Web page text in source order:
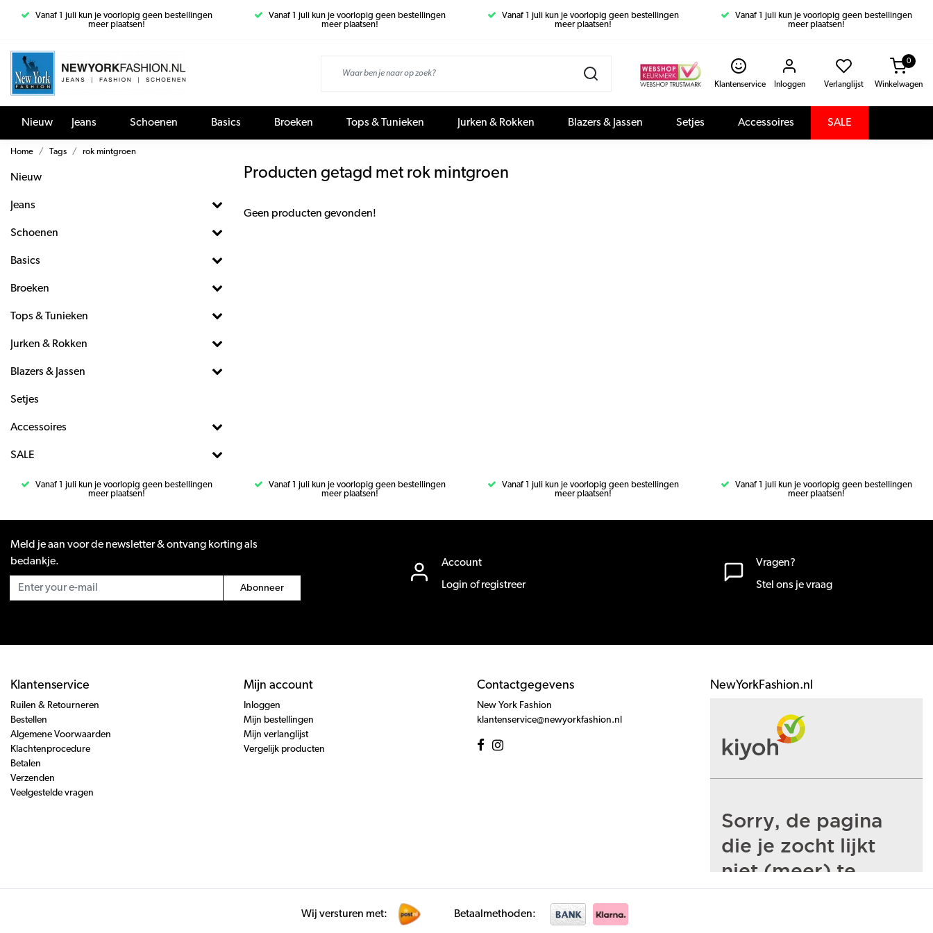
Vanaf 1 juli kun je voorlopig geen bestellingen
meer plaatsen!
Vanaf 1 juli kun je voorlopig geen bestellingen
meer plaatsen!
Vanaf 1 juli kun je voorlopig geen bestellingen
meer plaatsen!
Vanaf 1 juli kun je voorlopig geen bestellingen
meer plaatsen!
Klantenservice Inloggen Verlanglijst Winkelwagen
0
Nieuw Jeans Schoenen Basics Broeken Tops & Tunieken Jurken & Rokken Blazers & Jassen Setjes Accessoires SALE
Home Tags rok mintgroen
Nieuw
Jeans
Schoenen
Basics
Broeken
Tops & Tunieken
Jurken & Rokken
Blazers & Jassen
Setjes
Accessoires
SALE
Producten getagd met rok mintgroen
Geen producten gevonden!
Vanaf 1 juli kun je voorlopig geen bestellingen
meer plaatsen!
Vanaf 1 juli kun je voorlopig geen bestellingen
meer plaatsen!
Vanaf 1 juli kun je voorlopig geen bestellingen
meer plaatsen!
Vanaf 1 juli kun je voorlopig geen bestellingen
meer plaatsen!
Meld je aan voor de newsletter & ontvang korting als
bedankje.
Abonneer
Account
Login of registreer
Vragen?
Stel ons je vraag
Klantenservice
Ruilen & Retourneren
Bestellen
Algemene Voorwaarden
Klachtenprocedure
Betalen
Verzenden
Veelgestelde vragen
Mijn account
Inloggen
Mijn bestellingen
Mijn verlanglijst
Vergelijk producten
Contactgegevens
New York Fashion
klantenservice@newyorkfashion.nl
NewYorkFashion.nl
Wij versturen met: Betaalmethoden: